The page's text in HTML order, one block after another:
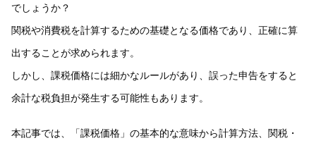
でしょうか？
関税や消費税を計算するための基礎となる価格であり、正確に算
出することが求められます。
しかし、課税価格には細かなルールがあり、誤った申告をすると
余計な税負担が発生する可能性もあります。
本記事では、「課税価格」の基本的な意味から計算方法、関税・